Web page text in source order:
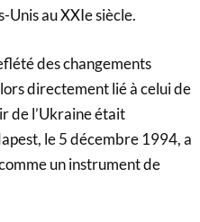
Unis au XXIe siècle.
des changements
directement lié à celui de
de l’Ukraine était
le 5 décembre 1994, a
un instrument de